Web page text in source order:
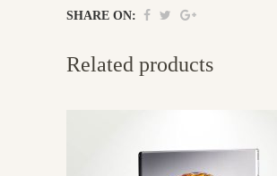
SHARE ON:
Related products